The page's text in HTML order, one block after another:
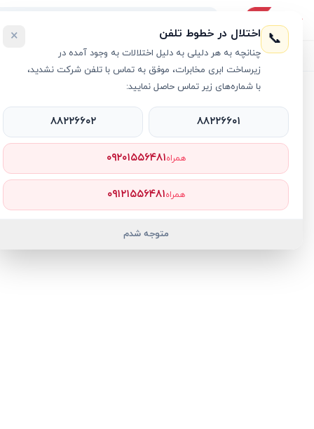
لیست محصولات خرید اقساطی خرید سازمانی فروش عمده و
لپ تاپ ThinkPad
📞 اختلال در خطوط تلفن
چنانچه به هر دلیلی به دلیل اختلالات به وجود آمده در
زیرساخت ابری مخابرات، موفق به تماس با تلفن شرکت نشدید،
با شماره‌های زیر تماس حاصل نمایید:
×
۸۸۲۲۶۶۰۱ ۸۸۲۲۶۶۰۲
همراه۰۹۲۰۱۵۵۶۴۸۱
همراه۰۹۱۲۱۵۵۶۴۸۱
متوجه شدم